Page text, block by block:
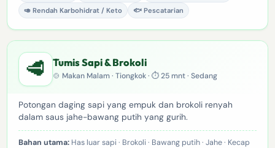
🥑 Rendah Karbohidrat / Keto
🐟 Pescatarian
🥩 Tumis Sapi & Brokoli
🍲 Makan Malam · Tiongkok · ⏱ 25 mnt · Sedang
Potongan daging sapi yang empuk dan brokoli renyah
dalam saus jahe-bawang putih yang gurih.
Bahan utama:Has luar sapi · Brokoli · Bawang putih · Jahe · Kecap